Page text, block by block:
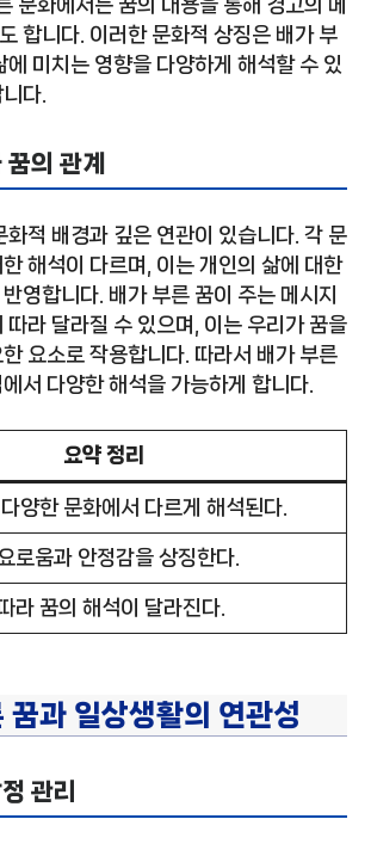
문화에서는 꿈의 내용을 통해 경고의 메
합니다. 이러한 문화적 상징은 배가 부
에 미치는 영향을 다양하게 해석할 수 있
다.
의 관계
화적 배경과 깊은 연관이 있습니다. 각 문
해석이 다르며, 이는 개인의 삶에 대한
영합니다. 배가 부른 꿈이 주는 메시지
따라 달라질 수 있으며, 이는 우리가 꿈을
요소로 작용합니다. 따라서 배가 부른
서 다양한 해석을 가능하게 합니다.
요약 정리
양한 문화에서 다르게 해석된다.
로움과 안정감을 상징한다.
라 꿈의 해석이 달라진다.
꿈과 일상생활의 연관성
관리